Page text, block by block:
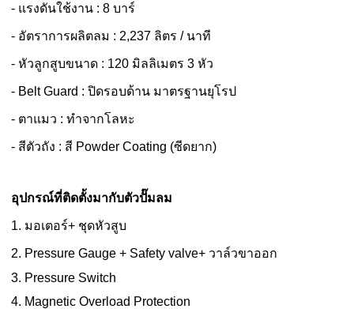
- แรงดันใช้งาน : 8 บาร์
- อัตราการผลิตลม : 2,237 ลิตร / นาที
- หัวลูกสูบขนาด : 120 มิลลิเมตร 3 หัว
- Belt Guard : ปิดรอบด้าน มาตรฐานยุโรป
- ตาแมว : ทำจากโลหะ
- สีตัวถัง : สี Powder Coating (ซีดยาก)
อุปกรณ์ที่ติดตั้งมากับตัวปั๊มลม
1. มอเตอร์+ ชุดหัวสูบ
2. Pressure Gauge + Safety valve+ วาล์วขาออก
3. Pressure Switch
4. Magnetic Overload Protection